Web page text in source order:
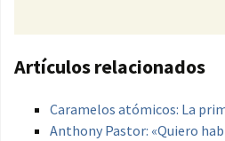
Artículos relacionados
Caramelos atómicos: La
Anthony Pastor: «Quiero